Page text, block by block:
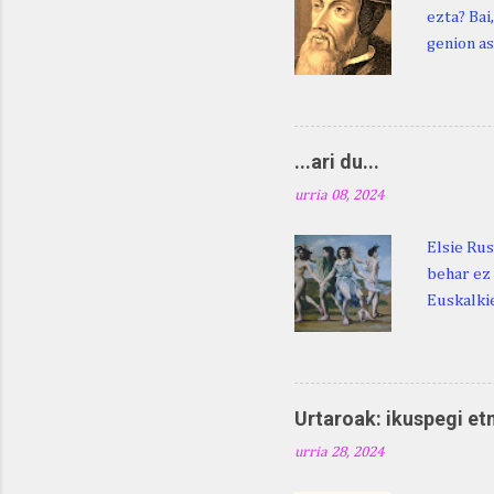
ezta?
genion
digu
Duhauk
...ari du...
urria 08, 2024
Elsie
behar
ditugu:
zarra da
Martina
Martina .
Urtaroak: ikuspegi
urria 28, 2024